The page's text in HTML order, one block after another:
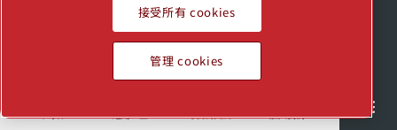
半导体 通用工业 与我们交流 加入我们
2025埃地沃兹贸易（上海）有限公司保留所有权利
沪公网安备： 31011502018958号
沪ICP备2024098810号-2
接受所有 cookies
管理 cookies